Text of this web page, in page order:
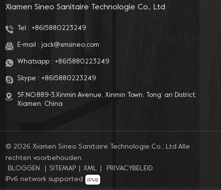
Xiamen Sineo Sanitaire Technologie Co., Ltd
Tel : +8615880223249
E-mail : jack@xmsineo.com
Whatsapp : +8615880223249
Skype : +8615880223249
5F,NO.889-3,Xinmin Avenue, Xinmin Town, Tong’ an District,
Xiamen, China
© 2026 Xiamen Sineo Sanitaire Technologie Co., Ltd Alle
rechten voorbehouden.
BLOGGEN
SITEMAP XML
PRIVACYBELEID
IPv6 network supported